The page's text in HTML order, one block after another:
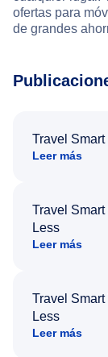
ofertas para
de grandes
Travel
Leer más
Travel
Less
Leer más
Travel
Less
Leer más